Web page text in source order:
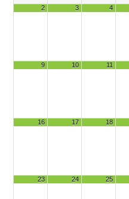
2 3 4
9 10 11
16 17 18
23 24 25